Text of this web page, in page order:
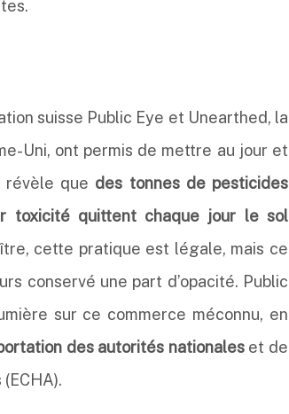
suisse Public Eye et Unearthed, la
Uni, ont permis de mettre au jour et
révèle que des tonnes de pesticides
toxicité quittent chaque jour le sol
cette pratique est légale, mais ce
conservé une part d’opacité. Public
sur ce commerce méconnu, en
des autorités nationaleset de